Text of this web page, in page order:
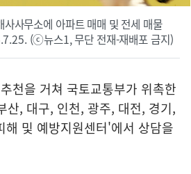
사무소에 아파트 매매 및 전세 매물
(ⓒ뉴스1, 무단 전재-재배포 금지)
천을 거쳐 국토교통부가 위촉한
산, 대구, 인천, 광주, 대전, 경기,
및 예방지원센터'에서 상담을